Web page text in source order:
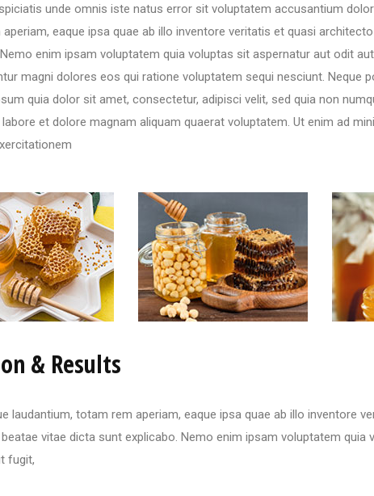
unde omnis iste natus error sit voluptatem accusantium
eaque ipsa quae ab illo inventore veritatis et quasi
enim ipsam voluptatem quia voluptas sit aspernatur aut odit
magni dolores eos qui ratione voluptatem sequi nesciunt. Neque
quia dolor sit amet, consectetur, adipisci velit, sed quia non
et dolore magnam aliquam quaerat voluptatem. Ut enim ad
& Results
laudantium, totam rem aperiam, eaque ipsa quae ab illo inventore
vitae dicta sunt explicabo. Nemo enim ipsam voluptatem quia
fugit,